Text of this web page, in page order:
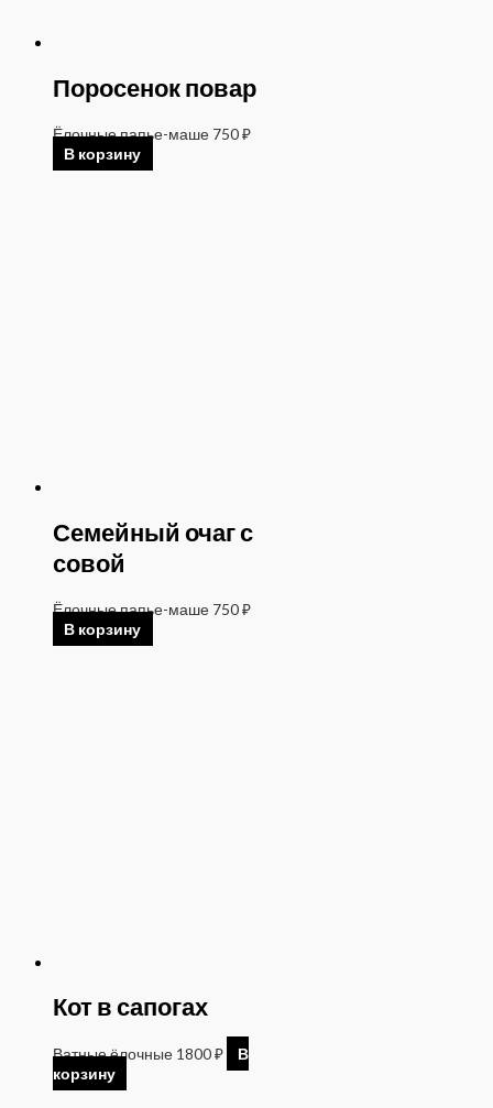
Поросенок повар
Ёлочные папье-маше 750₽
В корзину
Семейный очаг с
совой
Ёлочные папье-маше 750₽
В корзину
Кот в сапогах
Ватные ёлочные 1800₽
В
корзину